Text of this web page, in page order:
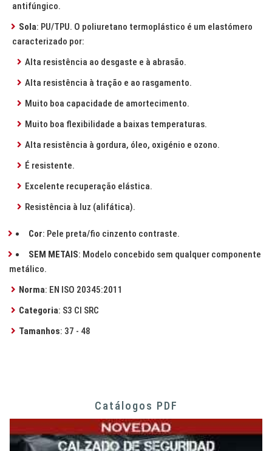
antifúngico.
Sola: PU/TPU. O poliuretano termoplástico é um elastómero
caracterizado por:
Alta resistência ao desgaste e à abrasão.
Alta resistência à tração e ao rasgamento.
Muito boa capacidade de amortecimento.
Muito boa flexibilidade a baixas temperaturas.
Alta resistência à gordura, óleo, oxigénio e ozono.
É resistente.
Excelente recuperação elástica.
Resistência à luz (alifática).
Cor: Pele preta/fio cinzento contraste.
SEM METAIS: Modelo concebido sem qualquer componente
metálico.
Norma: EN ISO 20345:2011
Categoria: S3 CI SRC
Tamanhos: 37 - 48
Catálogos PDF